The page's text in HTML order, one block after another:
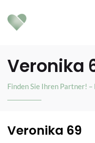
Veronika
Finden Sie Ihren Partner!
Veronika 69